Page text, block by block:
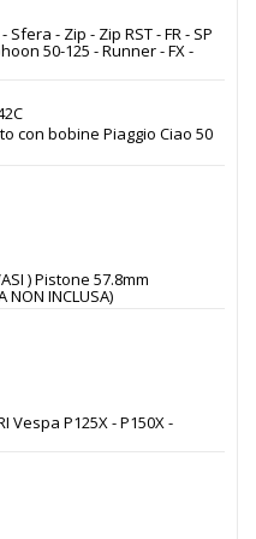
- Zip - Zip RST - FR - SP
50-125 - Runner - FX -
con bobine Piaggio Ciao 50
) Pistone 57.8mm
INCLUSA)
Vespa P125X - P150X -